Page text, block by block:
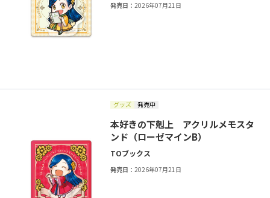
発売日：2026年07月21日
グッズ 発売中
本好きの下剋上 アクリルメモスタ
ンド（ローゼマインB）
TOブックス
発売日：2026年07月21日